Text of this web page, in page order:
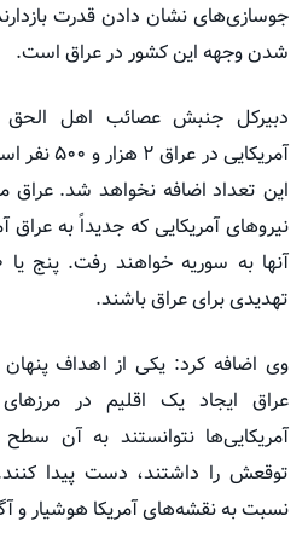
جوسازی‌های نشان دادن قدرت
شدن وجهه این کشور در عراق است.
دبیرکل جنبشعصائب اهل الحق
آمریکایی
این تعداد اضافه نخواهد شد. عراق
نیروهای آمریکایی که جدیداً به عراق
تهدیدی برای عراق باشند.
وی اضافه کرد: یکی از اهداف پنهان
عراق ایجاد یک اقلیم در
آمریکایی‌ها نتوانستند به آن
توقعش را داشتند، دست پیدا
نسبت به نقشه‌های آمریکا هوشیار و